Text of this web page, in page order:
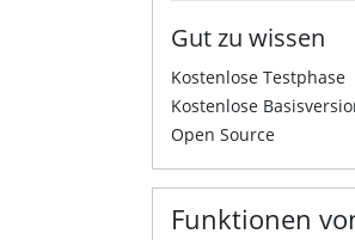
Gut zu wissen
Kostenlose Testphase
Kostenlose
Open Source
Funktionen